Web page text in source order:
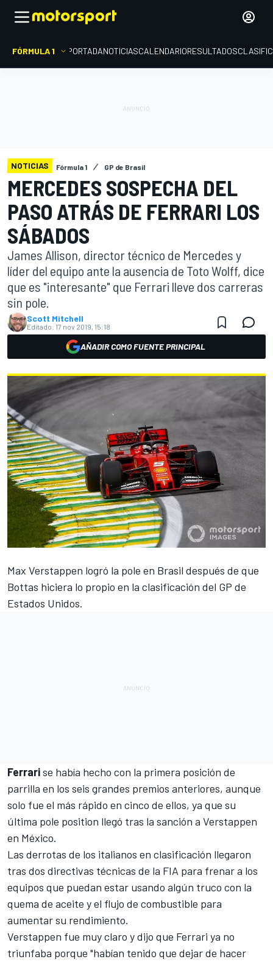
FÓRMULA 1 PORTADANOTICIASCALENDARIORESULTADOS
NOTICIAS Fórmula 1 GP de Brasil
MERCEDES SOSPECHA DEL
PASO ATRÁS DE FERRARI LOS
SÁBADOS
James Allison, director técnico de Mercedes y
líder del equipo ante la ausencia de Toto Wolff, dice
que es "interesante" que Ferrari lleve dos carreras
sin pole.
Scott Mitchell
Editado: 17 nov 2019, 15:18
AÑADIR COMO FUENTE PRINCIPAL
Max Verstappen logró la pole en Brasil después de que
Bottas hiciera lo propio en la clasificación del GP de
Estados Unidos.
Ferrarise había hecho con la primera posición de
parrilla en los seis grandes premios anteriores, aunque
solo fue el más rápido en cinco de ellos, ya que su
última pole position llegó tras la sanción a Verstappen
en México.
Las derrotas de los italianos en clasificación llegaron
tras dos directivas técnicas de la FIA para frenar a los
equipos que puedan estar usando algún truco con la
quema de aceite y el flujo de combustible para
aumentar su rendimiento.
Verstappen fue muy claro y dijo que Ferrari ya no
triunfaba porque "habían tenido que dejar de hacer